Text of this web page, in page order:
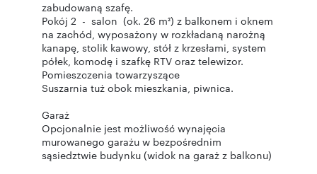
zabudowaną szafę.
Pokój 2 - salon (ok. 26 m²) z balkonem i oknem
na zachód, wyposażony w rozkładaną narożną
kanapę, stolik kawowy, stół z krzesłami, system
półek, komodę i szafkę RTV oraz telewizor.
Pomieszczenia towarzyszące
Suszarnia tuż obok mieszkania, piwnica.
Garaż
Opcjonalnie jest możliwość wynajęcia
murowanego garażu w bezpośrednim
sąsiedztwie budynku (widok na garaż z balkonu)